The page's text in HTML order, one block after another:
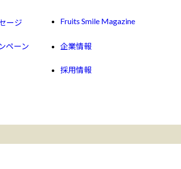
ージ
ペーン
Fruits Smile Magazine
企業情報
採用情報